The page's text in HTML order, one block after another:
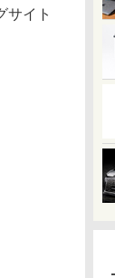
サイト